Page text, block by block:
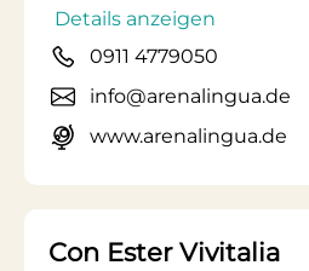
Details anzeigen
0911 4779050
info@arenalingua.de
www.arenalingua.de
Con Ester Vivitalia